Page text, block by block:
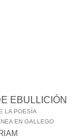
EBULLICIÓN
LA POESÍA
EN GALLEGO